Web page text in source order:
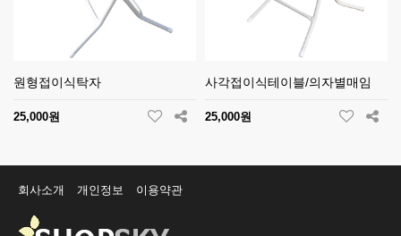
원형접이식탁자
25,000원
사각접이식테이블/의자별매임
25,000원
회사소개 개인정보 이용약관